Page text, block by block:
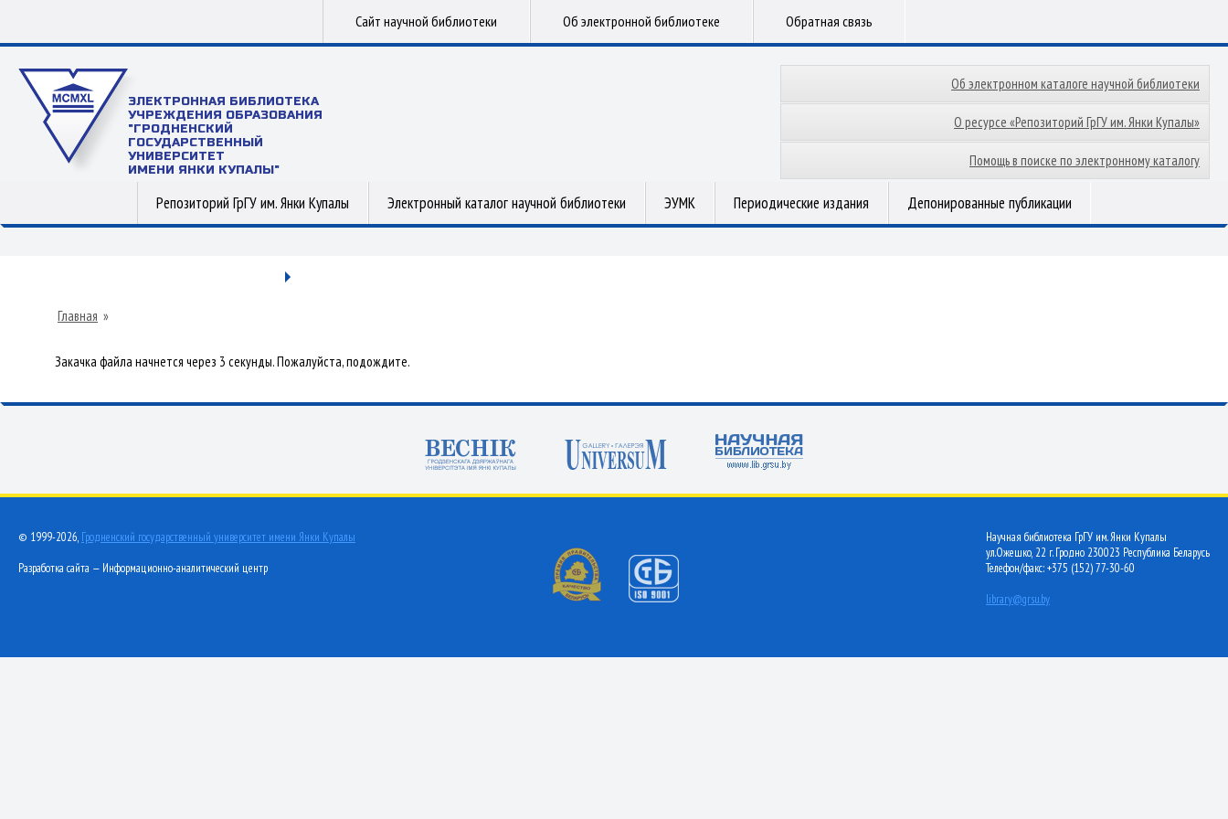
Сайт научной библиотеки Об электронной библиотеке Обратная связь
ЭЛЕКТРОННАЯ БИБЛИОТЕКА
УЧРЕЖДЕНИЯ ОБРАЗОВАНИЯ
"ГРОДНЕНСКИЙ
ГОСУДАРСТВЕННЫЙ
УНИВЕРСИТЕТ
ИМЕНИ ЯНКИ КУПАЛЫ"
Об электронном каталоге научной библиотеки
О ресурсе «Репозиторий ГрГУ им. Янки Купалы»
Помощь в поиске по электронному каталогу
Репозиторий ГрГУ им. Янки Купалы Электронный каталог научной библиотеки ЭУМК Периодические издания Депонированные публикации
Главная »
Закачка файла начнется через 3 секунды. Пожалуйста, подождите.
© 1999-2026, Гродненский государственный университет имени Янки Купалы
Разработка сайта — Информационно-аналитический центр
Научная библиотека ГрГУ им. Янки Купалы
ул.Ожешко, 22 г. Гродно 230023 Республика Беларусь
Телефон/факс: +375 (152) 77-30-60
library@grsu.by